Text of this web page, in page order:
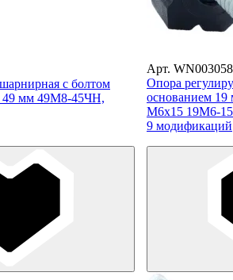
с болтом
49 мм 49М8-45ЧН,
Арт.
Опора
основанием 19
М6х15 19М6-
9 модификаций